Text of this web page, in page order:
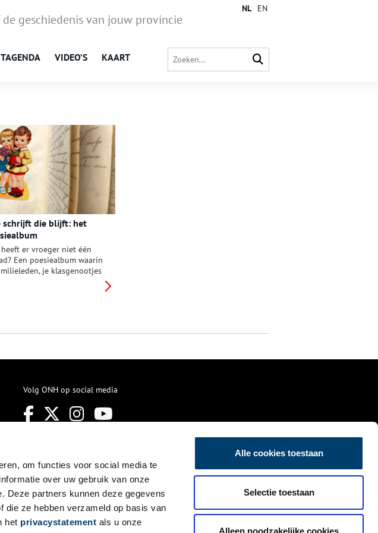
om functies voor social media te
over uw gebruik van onze
Deze partners kunnen deze gegevens
die ze hebben verzameld op basis van
het privacystatement als u onze
Alle cookies toestaan
Selectie toestaan
Alleen noodzakelijke cookies
de geschiedenis van jouw provincie
VIDEO’S KAART
NL EN
schrijft die blijft: het
er vroeger niet één
Een poesiealbum waarin
je klasgenootjes
geplakt of er iets
Volg ONH op social media